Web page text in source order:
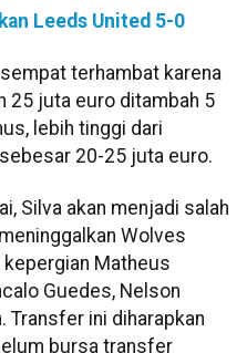
Leeds United 5-0
terhambat karena
25 juta euro ditambah 5
lebih tinggi dari
20-25 juta euro.
Silva akan menjadi salah
Wolves
Matheus
Guedes, Nelson
Transfer ini diharapkan
bursa transfer